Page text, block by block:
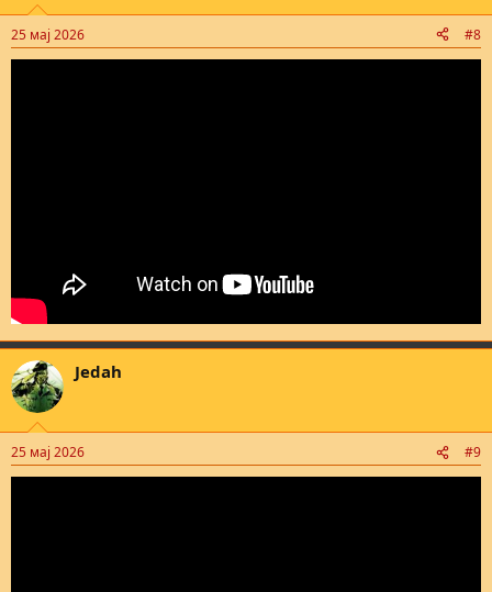
s
:
25 мај 2026 #8
Jedah
25 мај 2026 #9